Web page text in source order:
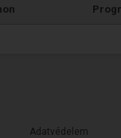
Adatvédelem